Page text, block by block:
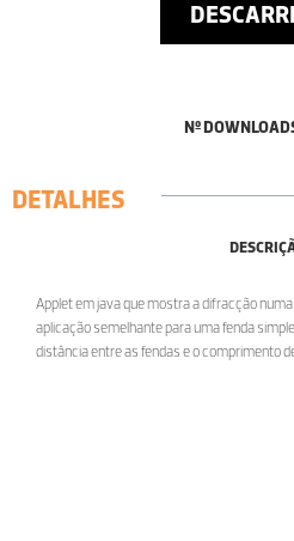
Nº
DETALHES
Applet em java que mostra a difracção
aplicação semelhante para uma fenda
distância entre as fendas e o comprimento